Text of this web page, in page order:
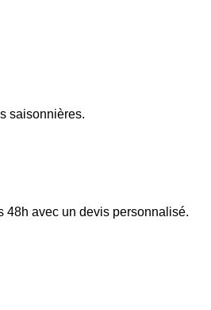
saisonnières.
48h avec un devis personnalisé.